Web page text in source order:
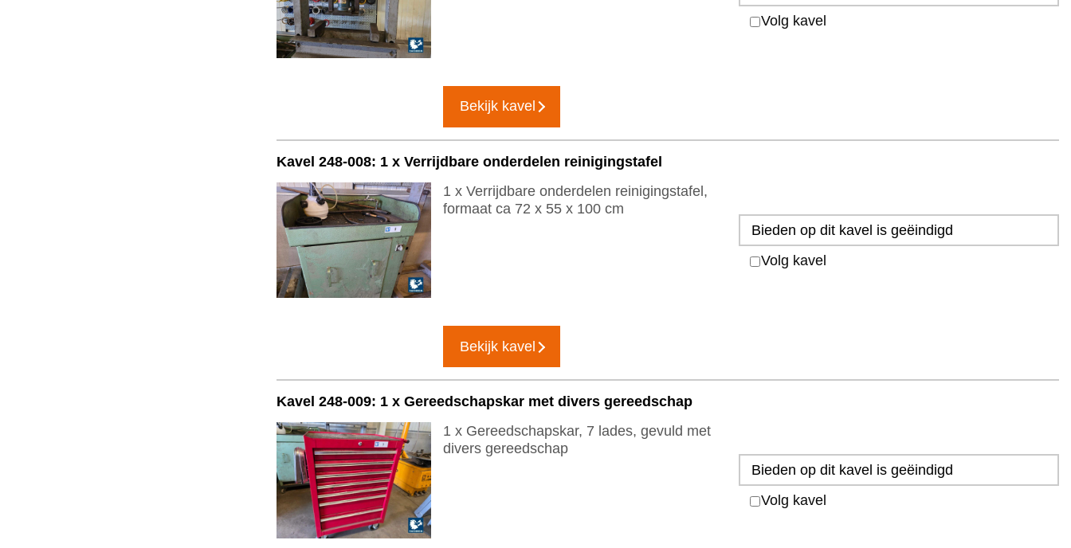
Volg kavel
Bekijk kavel
Kavel 248-008: 1 x Verrijdbare onderdelen reinigingstafel
Bieden op dit kavel is geëindigd
Volg kavel
1 x Verrijdbare onderdelen reinigingstafel,
formaat ca 72 x 55 x 100 cm
Bekijk kavel
Kavel 248-009: 1 x Gereedschapskar met divers gereedschap
Bieden op dit kavel is geëindigd
Volg kavel
1 x Gereedschapskar, 7 lades, gevuld met
divers gereedschap